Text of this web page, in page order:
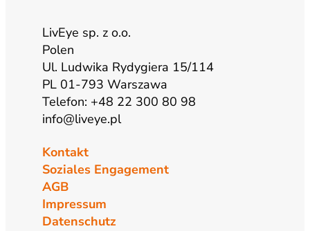
LivEye sp. z o.o.
Polen
Ul. Ludwika Rydygiera 15/114
PL 01-793 Warszawa
Telefon: +48 22 300 80 98
info@liveye.pl
Kontakt
Soziales Engagement
AGB
Impressum
Datenschutz